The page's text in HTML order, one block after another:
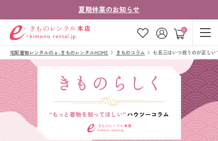
夏期休業のお知らせ
0
ゲスト
お気に入り ログイン カート
ご注文の流れ
よくあるご質問
きものコラム お客様の声
宅配着物レンタルのｅ-きものレンタルHOME きものコラム 七五三はいつ祝うのが正し